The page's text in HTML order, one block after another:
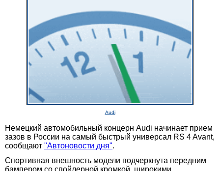
Audi
Немецкий автомобильный концерн Audi начинает прием
зазов в России на самый быстрый универсал RS 4 Avant,
сообщают "Автоновости дня".
Спортивная внешность модели подчеркнута передним
бампером со спойлерной кромкой, широкими